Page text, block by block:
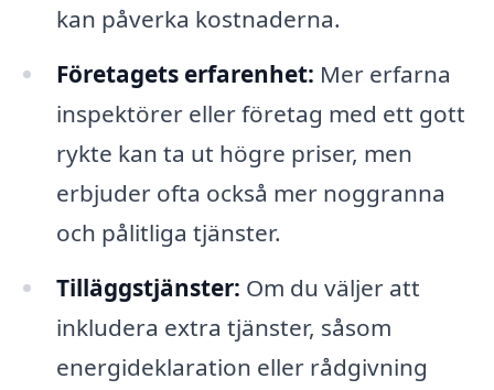
kan påverka kostnaderna.
Företagets erfarenhet: Mer erfarna
inspektörer eller företag med ett gott
rykte kan ta ut högre priser, men
erbjuder ofta också mer noggranna
och pålitliga tjänster.
Tilläggstjänster: Om du väljer att
inkludera extra tjänster, såsom
energideklaration eller rådgivning